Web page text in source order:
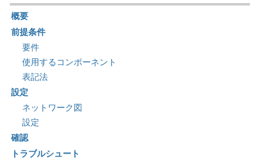
概要
前提条件
要件
使用するコンポーネント
表記法
設定
ネットワーク図
設定
確認
トラブルシュート